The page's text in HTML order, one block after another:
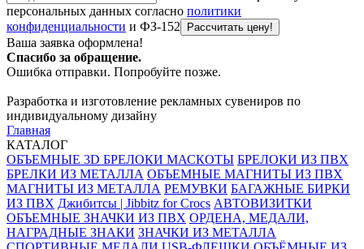
персональных данных согласно политики
конфиденциальности и ФЗ-152
Ваша заявка оформлена!
Спасибо за обращение.
Ошибка отправки. Попробуйте позже.
Разработка и изготовление рекламных сувениров по
индивидуальному дизайну
Главная
КАТАЛОГ
ОБЪЕМНЫЕ 3D БРЕЛОКИ МАСКОТЫ БРЕЛОКИ ИЗ ПВХ
БРЕЛКИ ИЗ МЕТАЛЛА ОБЪЕМНЫЕ МАГНИТЫ ИЗ ПВХ
МАГНИТЫ ИЗ МЕТАЛЛА РЕМУВКИ БАГАЖНЫЕ БИРКИ
ИЗ ПВХ Джибитсы | Jibbitz for Crocs АВТОВИЗИТКИ
ОБЪЕМНЫЕ ЗНАЧКИ ИЗ ПВХ ОРДЕНА, МЕДАЛИ,
НАГРАДНЫЕ ЗНАКИ ЗНАЧКИ ИЗ МЕТАЛЛА